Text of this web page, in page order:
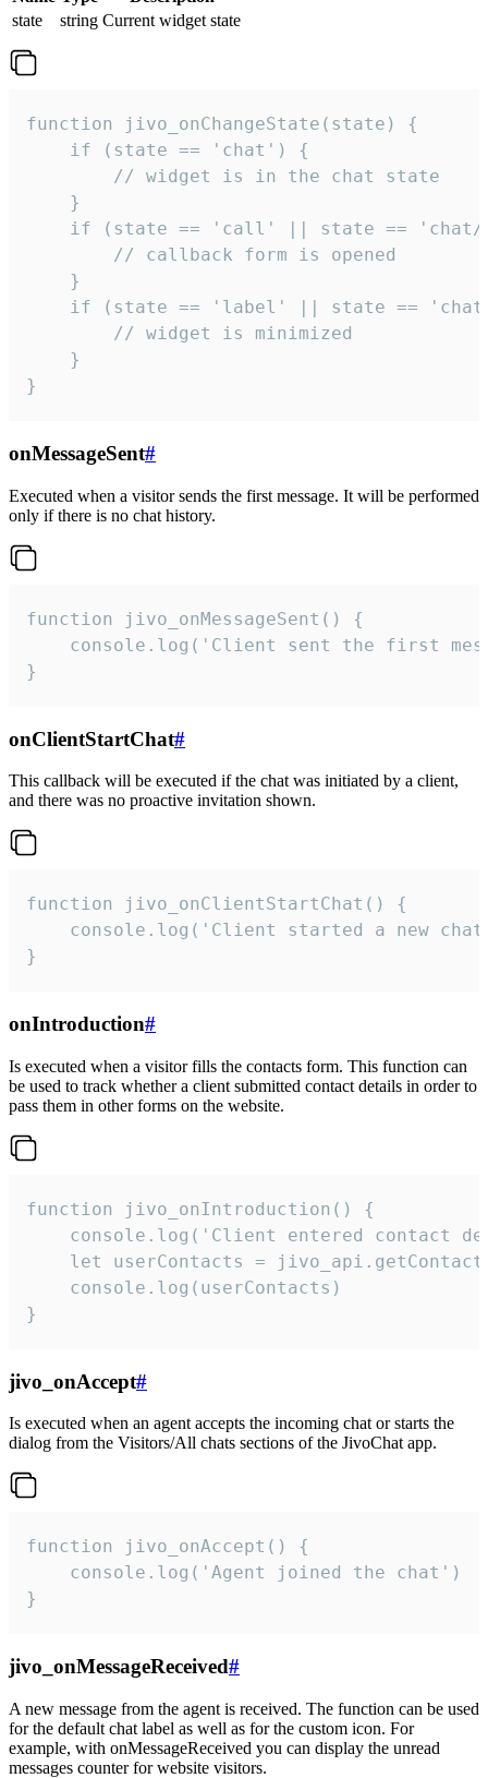
state
string Current widget state
function jivo_onChangeState(state) {
    if (state == 'chat') {
        // widget is in the chat state
    }
if (state == 'call' || state ==
        // callback form is opened
    }
if (state == 'label' || state ==
        // widget is minimized
    }
}
onMessageSent#
Executed when a visitor sends the first message. It will be performed
only if there is no chat history.
function jivo_onMessageSent() {
console.log('Client sent the first
}
onClientStartChat#
This callback will be executed if the chat was initiated by a client,
and there was no proactive invitation shown.
function jivo_onClientStartChat() {
console.log('Client started a new
}
onIntroduction#
Is executed when a visitor fills the contacts form. This function can
be used to track whether a client submitted contact details in order to
pass them in other forms on the website.
function jivo_onIntroduction() {
console.log('Client entered contact
let userContacts =
    console.log(userContacts)
}
jivo_onAccept#
Is executed when an agent accepts the incoming chat or starts the
dialog from the Visitors/All chats sections of the JivoChat app.
function jivo_onAccept() {
}
jivo_onMessageReceived#
A new message from the agent is received. The function can be used
for the default chat label as well as for the custom icon. For
example, with onMessageReceived you can display the unread
messages counter for website visitors.